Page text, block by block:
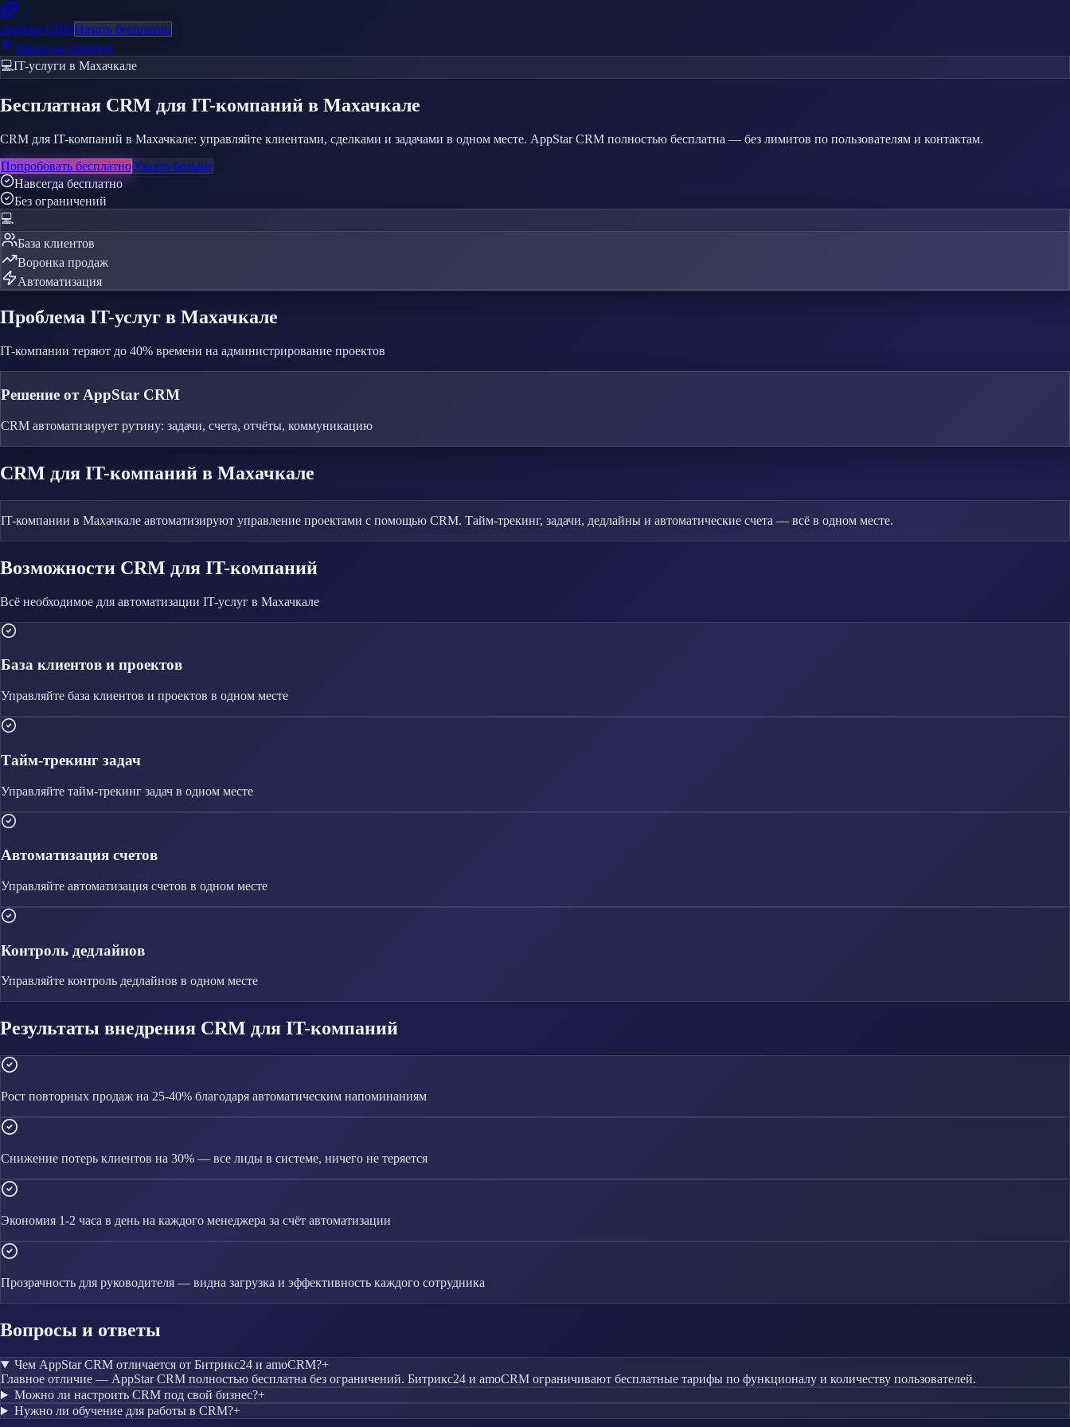
AppStarCRMНачать бесплатно
Назад на главную
💻IT-услуги в Махачкале
Бесплатная CRM для IT-компаний в Махачкале
CRM для IT-компаний в Махачкале: управляйте клиентами, сделками и задачами в одном месте. AppStar CRM полностью бесплатна — без лимитов по пользователям и контактам.
Попробовать бесплатноУзнать больше
Навсегда бесплатно
Без ограничений
💻
База клиентов
Воронка продаж
Автоматизация
Проблема IT-услуг в Махачкале
IT-компании теряют до 40% времени на администрирование проектов
Решение от AppStar CRM
CRM автоматизирует рутину: задачи, счета, отчёты, коммуникацию
CRM для IT-компаний в Махачкале
IT-компании в Махачкале автоматизируют управление проектами с помощью CRM. Тайм-трекинг, задачи, дедлайны и автоматические счета — всё в одном месте.
Возможности CRM для IT-компаний
Всё необходимое для автоматизации IT-услуг в Махачкале
База клиентов и проектов
Управляйте база клиентов и проектов в одном месте
Тайм-трекинг задач
Управляйте тайм-трекинг задач в одном месте
Автоматизация счетов
Управляйте автоматизация счетов в одном месте
Контроль дедлайнов
Управляйте контроль дедлайнов в одном месте
Результаты внедрения CRM для IT-компаний
Рост повторных продаж на 25-40% благодаря автоматическим напоминаниям
Снижение потерь клиентов на 30% — все лиды в системе, ничего не теряется
Экономия 1-2 часа в день на каждого менеджера за счёт автоматизации
Прозрачность для руководителя — видна загрузка и эффективность каждого сотрудника
Вопросы и ответы
Чем AppStar CRM отличается от Битрикс24 и amoCRM?+
Главное отличие — AppStar CRM полностью бесплатна без ограничений. Битрикс24 и amoCRM ограничивают бесплатные тарифы по функционалу и количеству пользователей.
Можно ли настроить CRM под свой бизнес?+
Нужно ли обучение для работы в CRM?+